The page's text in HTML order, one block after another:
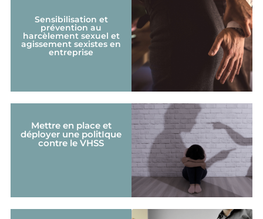
Sensibilisation et
prévention au
harcèlement sexuel et
agissement sexistes en
entreprise
Mettre en place et
déployer une politIque
contre le VHSS